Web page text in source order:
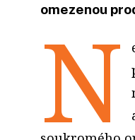
omezenou
N